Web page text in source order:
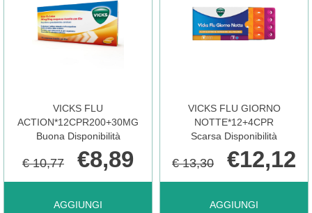
VICKS FLU
ACTION*12CPR200+30MG
Buona Disponibilità
€ 10,77 €8,89
AGGIUNGI
AGGIUNGI VICKS
VICKS FLU GIORNO
NOTTE*12+4CPR
Scarsa Disponibilità
€ 13,30 €12,12
AGGIUNGI
AGGIUNGI VICKS